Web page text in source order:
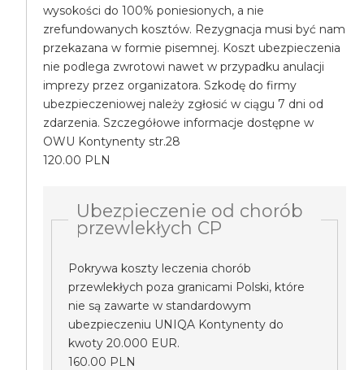
wysokości do 100% poniesionych, a nie
zrefundowanych kosztów. Rezygnacja musi być nam
przekazana w formie pisemnej. Koszt ubezpieczenia
nie podlega zwrotowi nawet w przypadku anulacji
imprezy przez organizatora. Szkodę do firmy
ubezpieczeniowej należy zgłosić w ciągu 7 dni od
zdarzenia. Szczegółowe informacje dostępne w
OWU Kontynenty str.28
120.00 PLN
Ubezpieczenie od chorób
przewlekłych CP
Pokrywa koszty leczenia chorób
przewlekłych poza granicami Polski, które
nie są zawarte w standardowym
ubezpieczeniu UNIQA Kontynenty do
kwoty 20.000 EUR.
160.00 PLN